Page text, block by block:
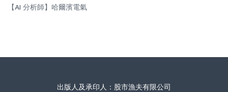
【AI 分析師】哈爾濱電氣
出版人及承印人：股市漁夫有限公司